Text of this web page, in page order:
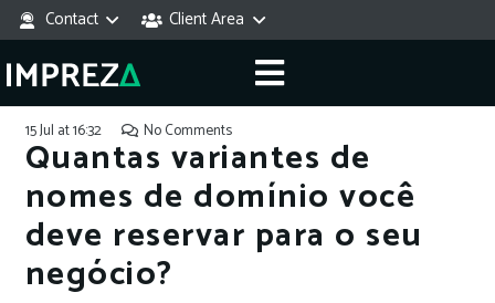
Contact Client Area
15 Jul at 16:32 No Comments
Quantas variantes de
nomes de domínio você
deve reservar para o seu
negócio?